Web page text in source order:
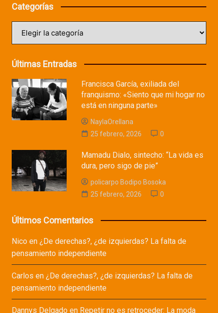
Categorías
Últimas Entradas
Francisca García, exiliada del
franquismo: «Siento que mi hogar no
está en ninguna parte»
NaylaOrellana
25 febrero, 2026
0
Mamadu Dialo, sintecho: “La vida es
dura, pero sigo de pie”
policarpo Bodipo Bosoka
25 febrero, 2026
0
Últimos Comentarios
Nicoen ¿De derechas?, ¿de izquierdas? La falta de
pensamiento independiente
Carlos en ¿De derechas?, ¿de izquierdas? La falta de
pensamiento independiente
Dannys Delgadoen Repetir no es retroceder: La moda